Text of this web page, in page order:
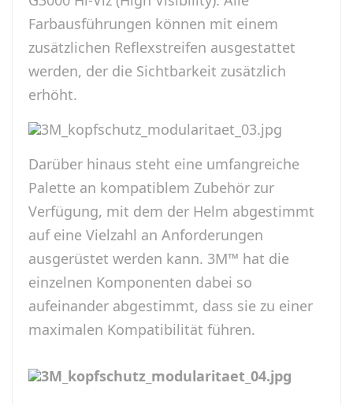
Farbausführungen können mit einem
zusätzlichen Reflexstreifen ausgestattet
werden, der die Sichtbarkeit zusätzlich
erhöht.
Darüber hinaus steht eine umfangreiche
Palette an kompatiblem Zubehör zur
Verfügung, mit dem der Helm abgestimmt
auf eine Vielzahl an Anforderungen
ausgerüstet werden kann. 3M™ hat die
einzelnen Komponenten dabei so
aufeinander abgestimmt, dass sie zu einer
maximalen Kompatibilität führen.